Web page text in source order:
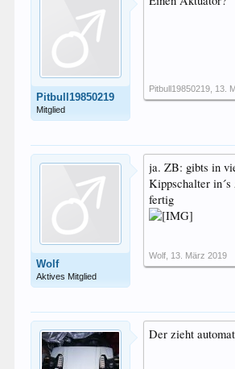
Pitbull19850219
Mitglied
Pitbull19850219 13.
Wolf
Aktives Mitglied
ja. ZB: gibts in
Kippschalter
fertig
Wolf 13. März 2019
Der zieht